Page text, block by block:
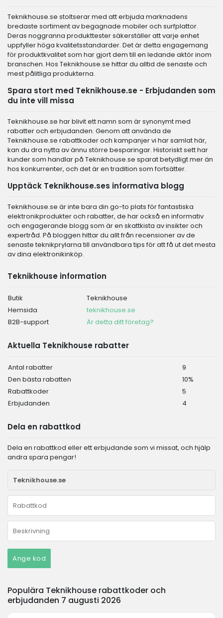
Teknikhouse.se stoltserar med att erbjuda marknadens
bredaste sortiment av begagnade mobiler och surfplattor.
Deras noggranna produkttester säkerställer att varje enhet
uppfyller höga kvalitetsstandarder. Det är detta engagemang
för produktkvalitet som har gjort dem till en ledande aktör inom
branschen. Hos Teknikhouse.se hittar du alltid de senaste och
mest pålitliga produkterna.
Spara stort med Teknikhouse.se - Erbjudanden som
du inte vill missa
Teknikhouse.se har blivit ett namn som är synonymt med
rabatter och erbjudanden. Genom att använda de
Teknikhouse.se rabattkoder och kampanjer vi har samlat här,
kan du dra nytta av ännu större besparingar. Historiskt sett har
kunder som handlar på Teknikhouse.se sparat betydligt mer än
hos konkurrenter, och det är en tradition som fortsätter.
Upptäck Teknikhouse.ses informativa blogg
Teknikhouse.se är inte bara din go-to plats för fantastiska
elektronikprodukter och rabatter, de har också en informativ
och engagerande blogg som är en skattkista av insikter och
expertråd. På bloggen hittar du allt från recensioner av de
senaste teknikprylarna till användbara tips för att få ut det mesta
av dina elektronikinköp.
Teknikhouse information
Butik
Teknikhouse
Hemsida
teknikhouse.se
B2B-support
Är detta ditt företag?
Aktuella Teknikhouse rabatter
Antal rabatter
9
Den bästa rabatten
10%
Rabattkoder
5
Erbjudanden
4
Dela en rabattkod
Dela en rabattkod eller ett erbjudande som vi missat, och hjälp
andra spara pengar!
Ange kod
Populära Teknikhouse rabattkoder och
erbjudanden 7 augusti 2026